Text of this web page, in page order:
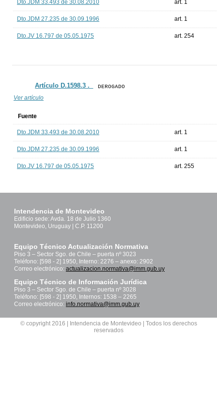
Dto.JDM 33.493 de 30.08.2010 art. 1
Dto.JDM 27.235 de 30.09.1996 art. 1
Dto.JV 16.797 de 05.05.1975 art. 254
Artículo D.1598.3 ._ DEROGADO
Ver artículo
Fuente
Dto.JDM 33.493 de 30.08.2010 art. 1
Dto.JDM 27.235 de 30.09.1996 art. 1
Dto.JV 16.797 de 05.05.1975 art. 255
Intendencia de Montevideo
Edificio sede: Avda. 18 de Julio 1360
Montevideo, Uruguay | C.P. 11200
Equipo Técnico Actualización Normativa
Piso 3 – Sector Sgo. de Chile – puerta nº 3023
Teléfono: [598 - 2] 1950, Interno: 2276 – anexo: 2902
Correo electrónico: actualizacion.normativa@imm.gub.uy
Equipo Técnico de Información Jurídica
Piso 3 – Sector Sgo. de Chile – puerta nº 3028
Teléfono: [598 - 2] 1950, Internos: 1538 – 2265
Correo electrónico: info.normativa@imm.gub.uy
© copyright 2016 | Intendencia de Montevideo | Todos los derechos
reservados